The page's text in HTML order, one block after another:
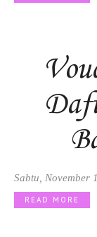
Sabtu, November
READ MORE